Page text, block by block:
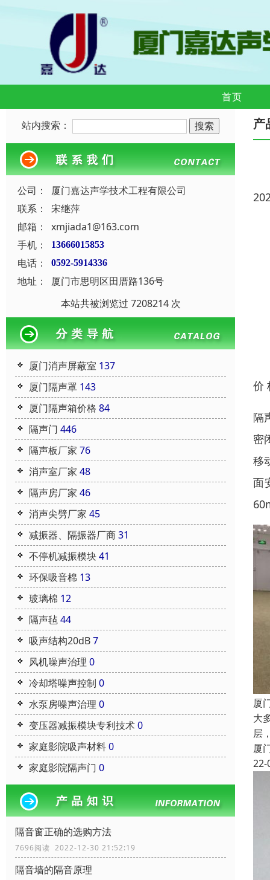
首页
站内搜索：
公司：
厦门嘉达声学技术工程有限公司
联系：
宋继萍
邮箱：
xmjiada1@163.com
手机：
13666015853
电话： 0592-5914336
地址：
厦门市思明区田厝路136号
本站共被浏览过 7208214 次
厦门消声屏蔽室 137
厦门隔声罩 143
厦门隔声箱价格 84
隔声门 446
隔声板厂家 76
消声室厂家 48
隔声房厂家 46
消声尖劈厂家 45
减振器、隔振器厂商31
不停机减振模块41
环保吸音棉 13
玻璃棉 12
隔声毡44
吸声结构20dB7
风机噪声治理 0
冷却塔噪声控制 0
水泵房噪声治理 0
变压器减振模块专利技术0
家庭影院吸声材料0
家庭影院隔声门 0
隔音窗正确的选购方法
7696阅读 2022-12-30 21:52:19
隔音墙的隔音原理
产
价
隔
密
移
面
厦
大
层
厦
22-